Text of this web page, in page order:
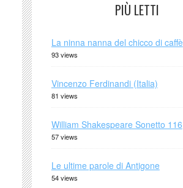
PIÙ LETTI
La ninna nanna del chicco di caffè
93 views
Vincenzo Ferdinandi (Italia)
81 views
William Shakespeare Sonetto 116
57 views
Le ultime parole di Antigone
54 views